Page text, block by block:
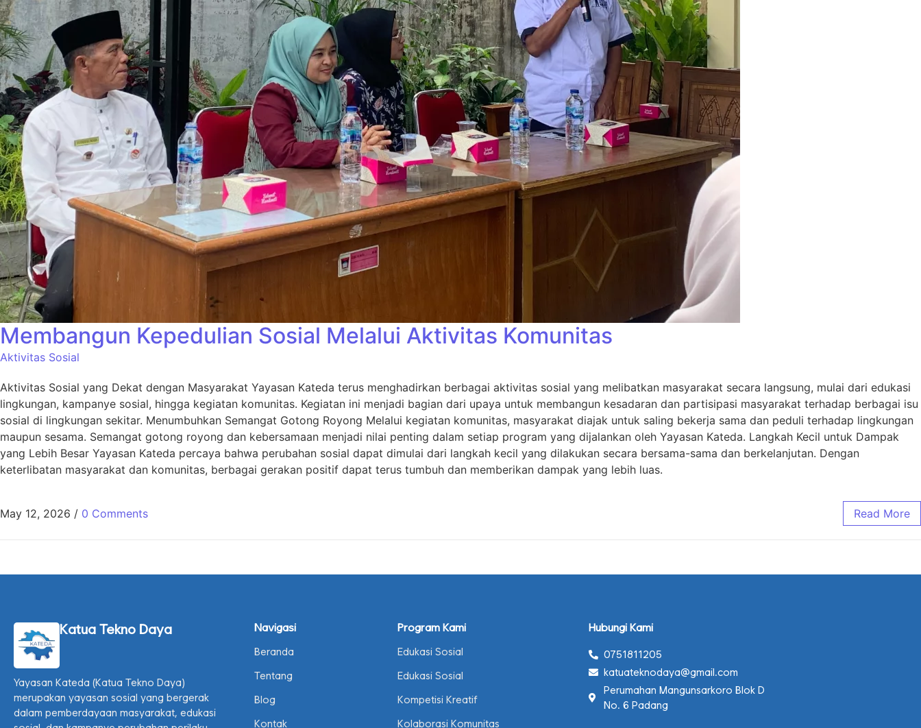
Membangun Kepedulian Sosial Melalui Aktivitas Komunitas
Aktivitas Sosial
Aktivitas Sosial yang Dekat dengan Masyarakat Yayasan Kateda terus menghadirkan berbagai aktivitas sosial yang melibatkan masyarakat secara langsung, mulai dari edukasi
lingkungan, kampanye sosial, hingga kegiatan komunitas. Kegiatan ini menjadi bagian dari upaya untuk membangun kesadaran dan partisipasi masyarakat terhadap berbagai isu
sosial di lingkungan sekitar. Menumbuhkan Semangat Gotong Royong Melalui kegiatan komunitas, masyarakat diajak untuk saling bekerja sama dan peduli terhadap lingkungan
maupun sesama. Semangat gotong royong dan kebersamaan menjadi nilai penting dalam setiap program yang dijalankan oleh Yayasan Kateda. Langkah Kecil untuk Dampak
yang Lebih Besar Yayasan Kateda percaya bahwa perubahan sosial dapat dimulai dari langkah kecil yang dilakukan secara bersama-sama dan berkelanjutan. Dengan
keterlibatan masyarakat dan komunitas, berbagai gerakan positif dapat terus tumbuh dan memberikan dampak yang lebih luas.
May 12, 2026 / 0 Comments Read More
Katua Tekno Daya
Yayasan Kateda (Katua Tekno Daya)
merupakan yayasan sosial yang bergerak
dalam pemberdayaan masyarakat, edukasi
Navigasi
Beranda
Tentang
Blog
Kontak
Program Kami
Edukasi Sosial
Edukasi Sosial
Kompetisi Kreatif
Kolaborasi Komunitas
Hubungi Kami
0751811205
katuateknodaya@gmail.com
Perumahan Mangunsarkoro Blok D
No. 6 Padang